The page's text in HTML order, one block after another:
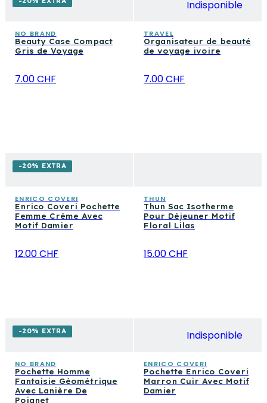
NO BRAND
Beauty Case Compact
Gris de Voyage
7.00 CHF
Indisponible
TRAVEL
Organisateur de beauté
de voyage ivoire
7.00 CHF
-20% EXTRA
ENRICO COVERI
Enrico Coveri Pochette
Femme Crème Avec
Motif Damier
12.00 CHF
THUN
Thun Sac Isotherme
Pour Déjeuner Motif
Floral Lilas
15.00 CHF
-20% EXTRA
NO BRAND
Pochette Homme
Fantaisie Géométrique
Avec Lanière De
Poignet
Indisponible
ENRICO COVERI
Pochette Enrico Coveri
Marron Cuir Avec Motif
Damier